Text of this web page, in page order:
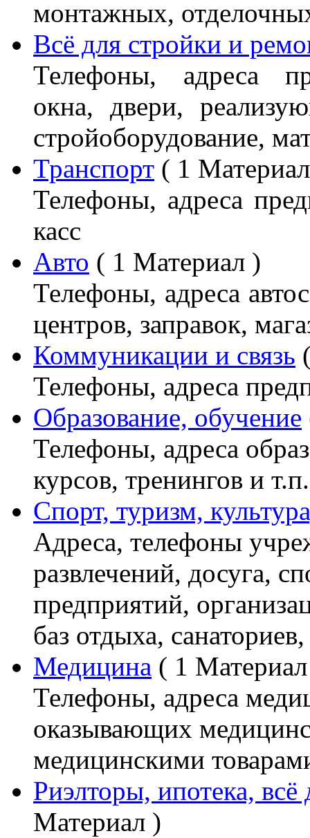
монтажных,
Всё для стройки и
Телефоны, адреса
окна, двери,
стройоборудование,
Транспорт ( 1
Телефоны, адреса
касс
Авто ( 1 Материал )
Телефоны, адреса
центров, заправок,
Коммуникации и связь
Телефоны, адреса
Образование, обучение
Телефоны, адреса
курсов, тренингов и т.п.
Спорт, туризм,
Адреса, телефоны
развлечений, досуга,
предприятий,
баз отдыха,
Медицина ( 1
Телефоны, адреса
оказывающих
медицинскими
Риэлторы, ипотека,
Материал )